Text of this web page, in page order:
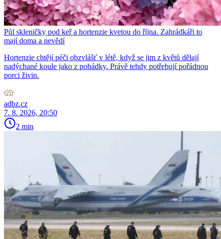
Půl skleničky pod keř a hortenzie kvetou do října. Zahrádkáři to
mají doma a nevědí
Hortenzie chtějí péči obzvlášť v létě, když se jim z květů dělají
nadýchané koule jako z pohádky. Právě tehdy potřebují pořádnou
porci živin.
adbz.cz
7. 8. 2026, 20:50
2 min